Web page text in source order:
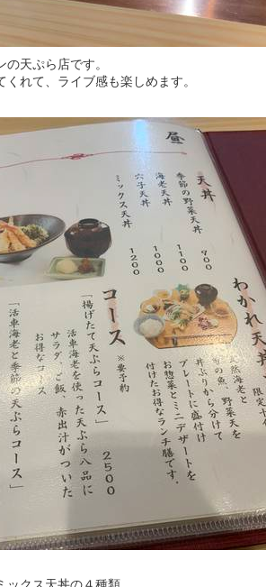
の天ぷら店です。
れて、ライブ感も楽しめます。